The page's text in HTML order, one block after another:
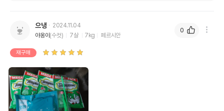
으냉
2024.11.04
야옹이(수컷) 7살 7kg 페르시안
재구매
0